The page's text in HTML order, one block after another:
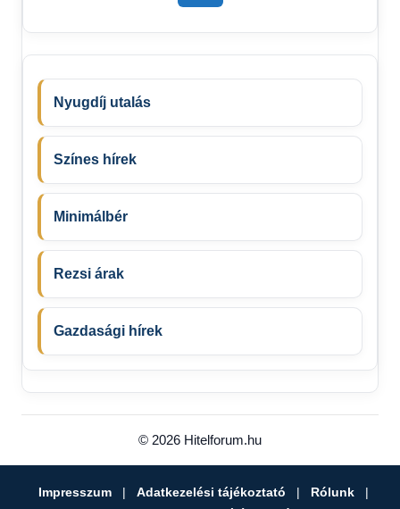
Nyugdíj utalás
Színes hírek
Minimálbér
Rezsi árak
Gazdasági hírek
© 2026 Hitelforum.hu
Impresszum | Adatkezelési tájékoztató | Rólunk
|